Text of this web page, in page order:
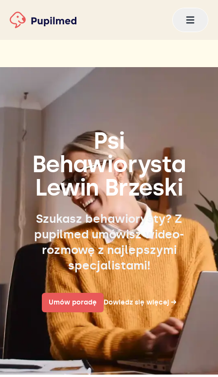
Psi
Behawiorysta
Lewin Brzeski
Szukasz behawiorysty? Z
pupilmed umówisz wideo-
rozmowę z najlepszymi
specjalistami!
Umów poradę Dowiedz się więcej →